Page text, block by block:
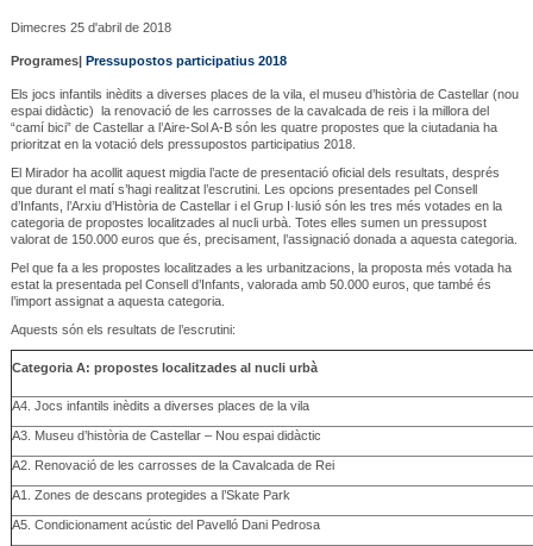
Dimecres 25 d'abril de 2018
Programes| Pressupostos participatius 2018
Els jocs infantils inèdits a diverses places de la vila, el museu d’història de Castellar (nou
espai didàctic) la renovació de les carrosses de la cavalcada de reis i la millora del
“camí bici” de Castellar a l’Aire-Sol A-B són les quatre propostes que la ciutadania ha
prioritzat en la votació dels pressupostos participatius 2018.
El Mirador ha acollit aquest migdia l’acte de presentació oficial dels resultats, després
que durant el matí s’hagi realitzat l’escrutini. Les opcions presentades pel Consell
d’Infants, l’Arxiu d’Història de Castellar i el Grup I·lusió són les tres més votades en la
categoria de propostes localitzades al nucli urbà. Totes elles sumen un pressupost
valorat de 150.000 euros que és, precisament, l’assignació donada a aquesta categoria.
Pel que fa a les propostes localitzades a les urbanitzacions, la proposta més votada ha
estat la presentada pel Consell d’Infants, valorada amb 50.000 euros, que també és
l’import assignat a aquesta categoria.
Aquests són els resultats de l’escrutini:
Categoria A: propostes localitzades al nucli urbà
A4. Jocs infantils inèdits a diverses places de la vila
A3. Museu d’història de Castellar – Nou espai didàctic
A2. Renovació de les carrosses de la Cavalcada de Rei
A1. Zones de descans protegides a l’Skate Park
A5. Condicionament acústic del Pavelló Dani Pedrosa